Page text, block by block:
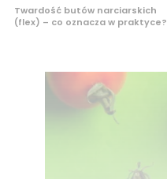
Twardość butów narciarskich
(flex) – co oznacza w praktyce?